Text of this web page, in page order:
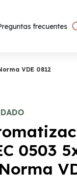
frecuentes
VDE 0812
0503